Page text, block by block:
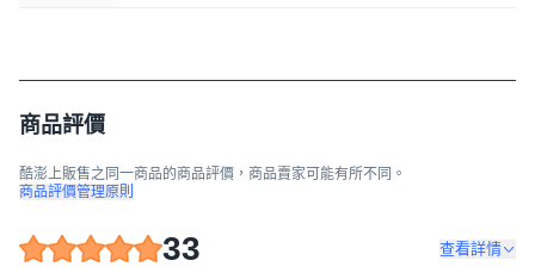
商品評價
酷澎上販售之同一商品的商品評價，商品賣家可能有所不同。
商品評價管理原則
33 查看詳情